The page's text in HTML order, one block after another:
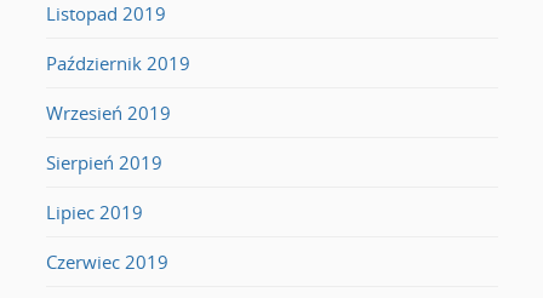
Listopad 2019
Październik 2019
Wrzesień 2019
Sierpień 2019
Lipiec 2019
Czerwiec 2019